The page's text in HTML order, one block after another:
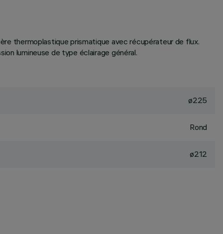
thermoplastique prismatique avec récupérateur de flux.
lumineuse de type éclairage général.
ø225
Rond
ø212